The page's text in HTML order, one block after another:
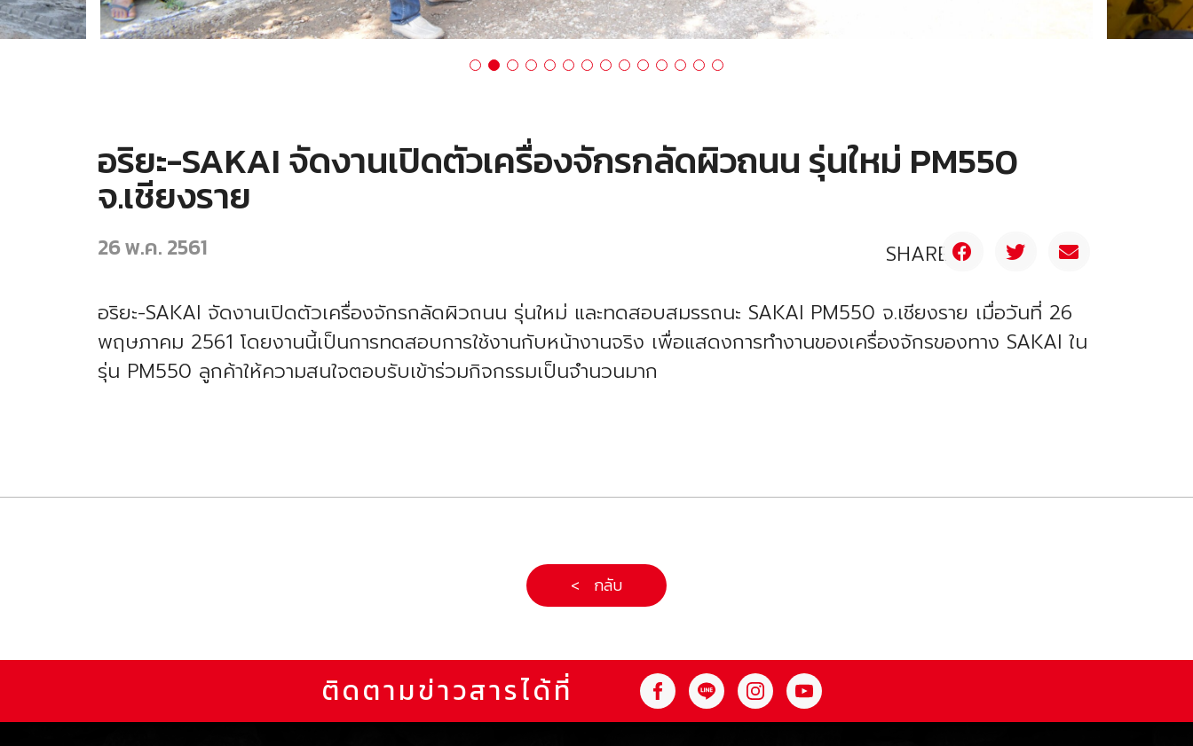
อริยะ-SAKAI จัดงานเปิดตัวเครื่องจักรกลัดผิวถนน รุ่นใหม่ PM550
จ.เชียงราย
26 พ.ค. 2561
SHARE
อริยะ-SAKAI จัดงานเปิดตัวเครื่องจักรกลัดผิวถนน รุ่นใหม่ และทดสอบสมรรถนะ SAKAI PM550 จ.เชียงราย เมื่อวันที่ 26
พฤษภาคม 2561 โดยงานนี้เป็นการทดสอบการใช้งานกับหน้างานจริง เพื่อแสดงการทำงานของเครื่องจักรของทาง SAKAI ใน
รุ่น PM550 ลูกค้าให้ความสนใจตอบรับเข้าร่วมกิจกรรมเป็นจำนวนมาก
< กลับ
ติดตามข่าวสารได้ที่